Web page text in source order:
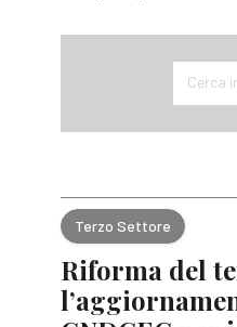
Cerca
Terzo Settore
Riforma del